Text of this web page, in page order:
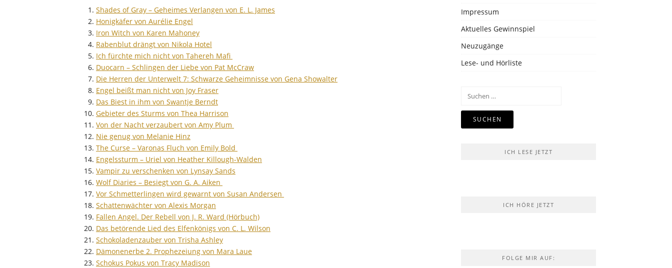
Shades of Gray – Geheimes Verlangen von E. L. James
Honigkäfer von Aurélie Engel
Iron Witch von Karen Mahoney
Rabenblut drängt von Nikola Hotel
Ich fürchte mich nicht von Tahereh Mafi
Duocarn – Schlingen der Liebe von Pat McCraw
Die Herren der Unterwelt 7: Schwarze Geheimnisse von Gena Showalter
Engel beißt man nicht von Joy Fraser
Das Biest in ihm von Swantje Berndt
Gebieter des Sturms von Thea Harrison
Von der Nacht verzaubert von Amy Plum
Nie genug von Melanie Hinz
The Curse – Varonas Fluch von Emily Bold
Engelssturm – Uriel von Heather Killough-Walden
Vampir zu verschenken von Lynsay Sands
Wolf Diaries – Besiegt von G. A. Aiken
Vor Schmetterlingen wird gewarnt von Susan Andersen
Schattenwächter von Alexis Morgan
Fallen Angel. Der Rebell von J. R. Ward (Hörbuch)
Das betörende Lied des Elfenkönigs von C. L. Wilson
Schokoladenzauber von Trisha Ashley
Dämonenerbe 2. Prophezeiung von Mara Laue
Schokus Pokus von Tracy Madison
Impressum
Aktuelles Gewinnspiel
Neuzugänge
Lese- und Hörliste
Suchen
ICH LESE JETZT
ICH HÖRE JETZT
FOLGE MIR AUF: